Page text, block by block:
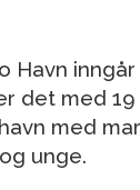
Havn inngår
det med
med
unge.